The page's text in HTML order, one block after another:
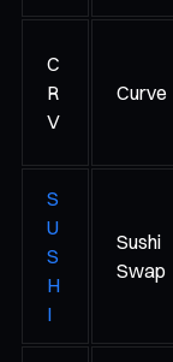
C
R
V
Curve
S
U
S
H
I
Sushi
Swap